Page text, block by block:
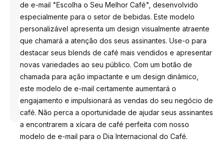
por
Anastasiia
de e-mail "Escolha o Seu Melhor Café", desenvolvido
especialmente para o setor de bebidas. Este modelo
personalizável apresenta um design visualmente atraente
que chamará a atenção dos seus assinantes. Use-o para
destacar seus blends de café mais vendidos e apresentar
novas variedades ao seu público. Com um botão de
chamada para ação impactante e um design dinâmico,
este modelo de e-mail certamente aumentará o
engajamento e impulsionará as vendas do seu negócio de
café. Não perca a oportunidade de ajudar seus assinantes
a encontrarem a xícara de café perfeita com nosso
modelo de e-mail para o Dia Internacional do Café.